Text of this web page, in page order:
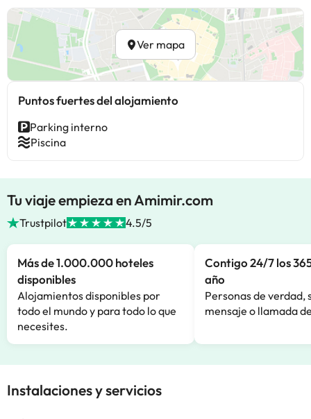
Ver mapa
Puntos fuertes del alojamiento
Parking interno
Piscina
Tu viaje empieza en Amimir.com
Trustpilot 4.5/5
Más de 1.000.000 hoteles
disponibles
Alojamientos disponibles por
todo el mundo y para todo lo que
necesites.
Contigo 24/7 los
año
Personas de verdad,
mensaje o llamada
Instalaciones y servicios